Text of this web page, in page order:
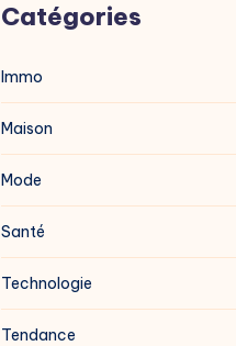
Catégories
Immo
Maison
Mode
Santé
Technologie
Tendance